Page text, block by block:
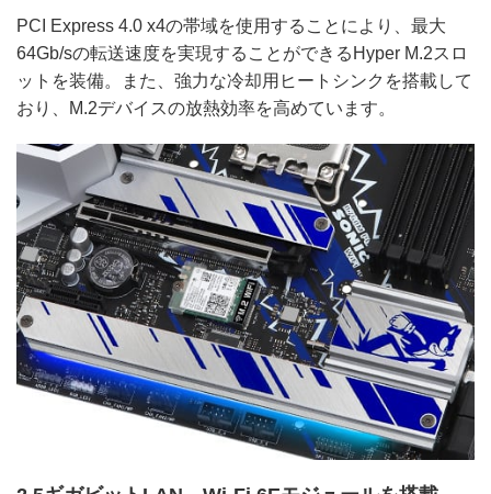
PCI Express 4.0 x4の帯域を使用することにより、最大
64Gb/sの転送速度を実現することができるHyper M.2スロ
ットを装備。また、強力な冷却用ヒートシンクを搭載して
おり、M.2デバイスの放熱効率を高めています。